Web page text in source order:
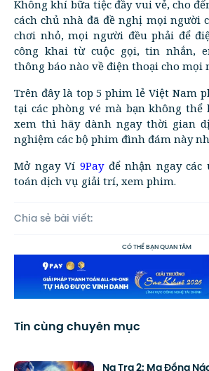
Không khí bữa tiệc đầy vui vẻ, cho
cách chủ nhà đã đề nghị mọi người
chơi nhỏ, mọi người đều phải để
công khai từ cuộc gọi, tin nhắn,
thông báo nào về điện thoại cho mọi
Trên đây là top 5 phim lẻ Việt Nam
tại các phòng vé mà bạn không thể
xem thì hãy dành ngay thời gian
nghiệm các bộ phim đình đám này
Mở ngay Ví 9Payđể nhận ngay
toán dịch vụ giải trí, xem phim.
Chia sẻ bài viết:
CÓ THỂ BẠN QUAN TÂM
Tin cùng chuyên mục